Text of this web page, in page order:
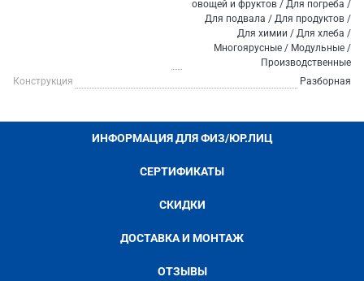
овощей и фруктов / Для погреба /
Для подвала / Для продуктов /
Для химии / Для хлеба /
Многоярусные / Модульные /
Производственные
Конструкция
Разборная
ИНФОРМАЦИЯ ДЛЯ ФИЗ/ЮР.ЛИЦ
СЕРТИФИКАТЫ
СКИДКИ
ДОСТАВКА И МОНТАЖ
ОТЗЫВЫ